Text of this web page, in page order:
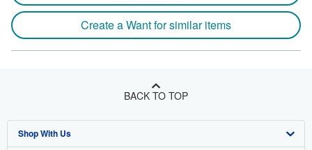
Create a Want for similar items
BACK TO TOP
Shop With Us